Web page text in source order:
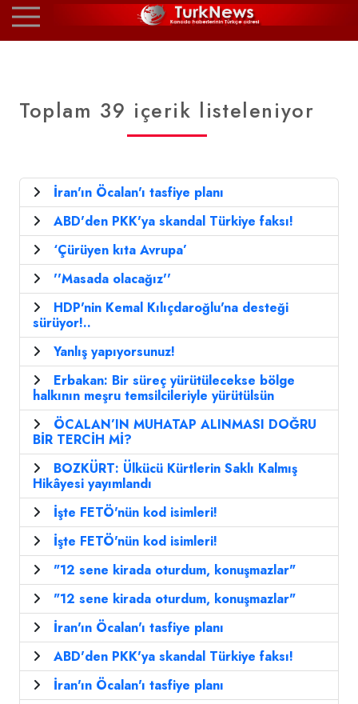
Toplam 39 içerik listeleniyor
İran'ın Öcalan'ı tasfiye planı
ABD'den PKK'ya skandal Türkiye faksı!
‘Çürüyen kıta Avrupa’
''Masada olacağız''
HDP'nin Kemal Kılıçdaroğlu'na desteği
sürüyor!..
Yanlış yapıyorsunuz!
Erbakan: Bir süreç yürütülecekse bölge
halkının meşru temsilcileriyle yürütülsün
ÖCALAN’IN MUHATAP ALINMASI DOĞRU
BİR TERCİH Mİ?
BOZKÜRT: Ülkücü Kürtlerin Saklı Kalmış
Hikâyesi yayımlandı
İşte FETÖ'nün kod isimleri!
İşte FETÖ'nün kod isimleri!
"12 sene kirada oturdum, konuşmazlar"
"12 sene kirada oturdum, konuşmazlar"
İran'ın Öcalan'ı tasfiye planı
ABD'den PKK'ya skandal Türkiye faksı!
İran'ın Öcalan'ı tasfiye planı